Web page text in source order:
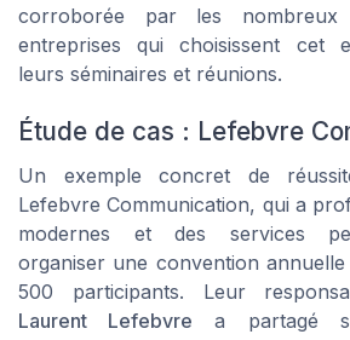
corroborée par les nombreux
entreprises qui choisissent cet
leurs séminaires et réunions.
Étude de cas : Lefebvre
Un exemple concret de
Lefebvre Communication, qui a
modernes et des services
organiser une convention
500 participants. Leur
Laurent Lefebvre a partagé